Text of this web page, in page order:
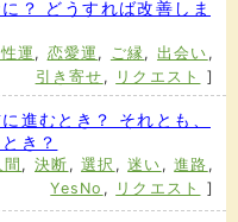
？ どうすれば改善しま
運 , 恋愛運 , ご縁, 出会い ,
引き寄せ , リクエスト ]
進むとき？ それとも、
き？
間 ,決断 ,選択 ,迷い ,進路 ,
YesNo , リクエスト ]